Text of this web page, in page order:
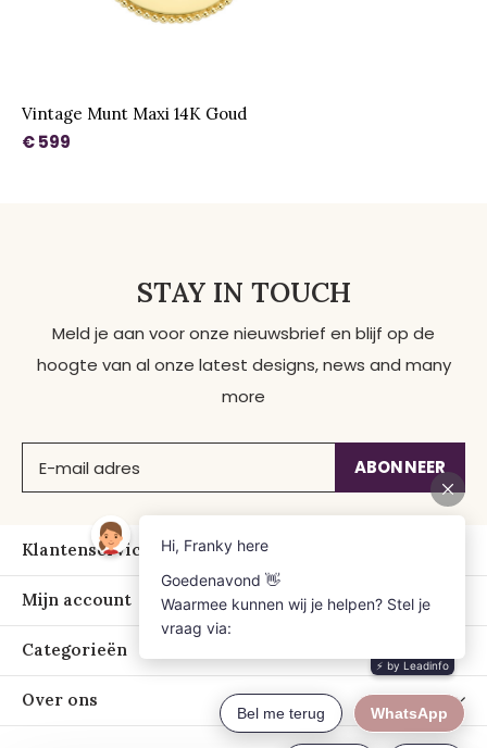
Vintage Munt Maxi 14K Goud
€ 599
STAY IN TOUCH
Meld je aan voor onze nieuwsbrief en blijf op de
hoogte van al onze latest designs, news and many
more
ABONNEER
Klantenservice
Mijn account
Categorieën
Over ons